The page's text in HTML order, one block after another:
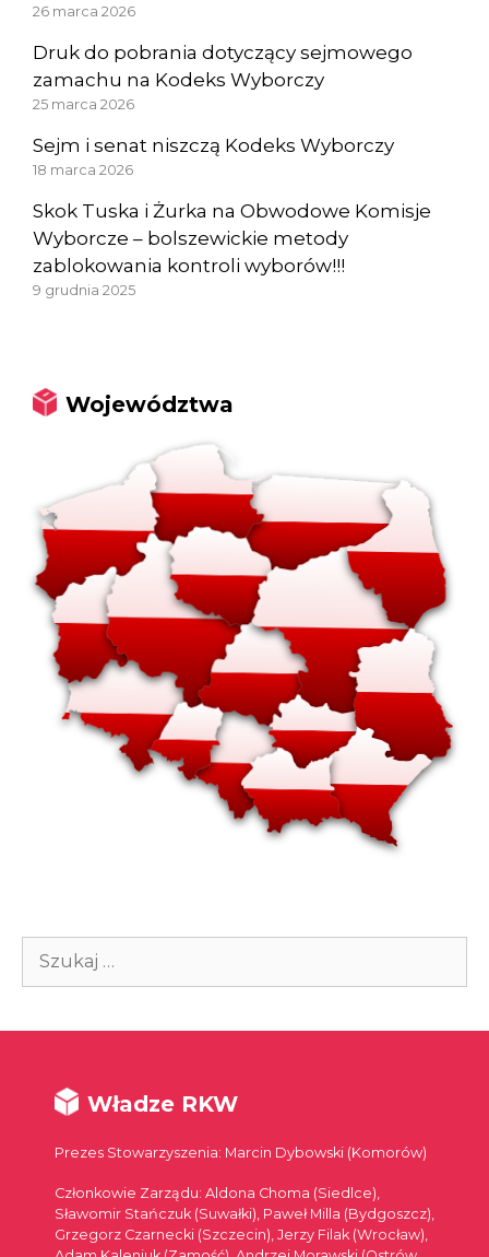
26 marca 2026
Druk do pobrania dotyczący sejmowego
zamachu na Kodeks Wyborczy
25 marca 2026
Sejm i senat niszczą Kodeks Wyborczy
18 marca 2026
Skok Tuska i Żurka na Obwodowe Komisje
Wyborcze – bolszewickie metody
zablokowania kontroli wyborów!!!
9 grudnia 2025
Województwa
Szukaj:
Władze RKW
Prezes Stowarzyszenia: Marcin Dybowski (Komorów)
Członkowie Zarządu: Aldona Choma (Siedlce),
Sławomir Stańczuk (Suwałki), Paweł Milla (Bydgoszcz),
Grzegorz Czarnecki (Szczecin), Jerzy Filak (Wrocław),